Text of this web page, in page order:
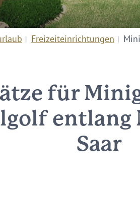
Freizeiteinrichtungen
für
entlang
Saar